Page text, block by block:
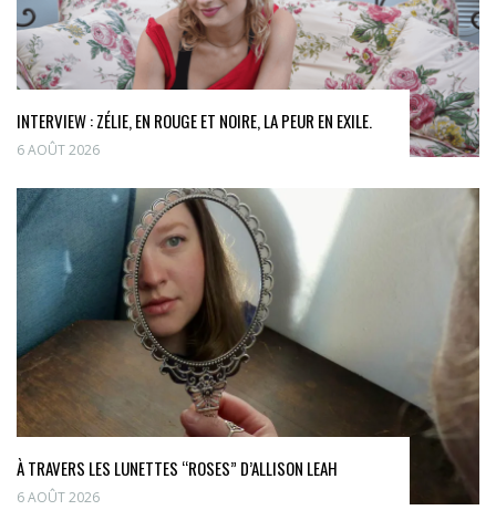
INTERVIEW : ZÉLIE, EN ROUGE ET NOIRE, LA PEUR EN EXILE.
6 AOÛT 2026
À TRAVERS LES LUNETTES “ROSES” D’ALLISON LEAH
6 AOÛT 2026